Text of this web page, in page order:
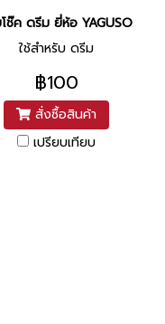
ช๊ค ดรีม ยี่ห้อ YAGUSO
ใช้สำหรับ ดรีม
฿100
สั่งซื้อสินค้า
เปรียบเทียบ